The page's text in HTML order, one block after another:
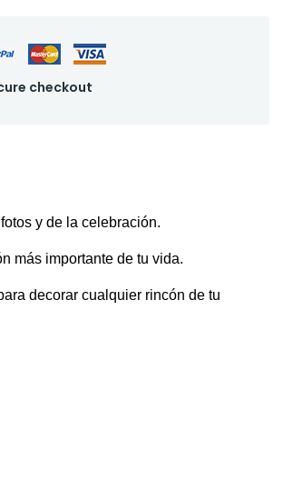
checkout
y de la celebración.
más importante de tu vida.
decorar cualquier rincón de tu